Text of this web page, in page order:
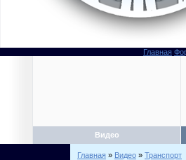
Главная
Видео
Главная » Видео » Транспорт